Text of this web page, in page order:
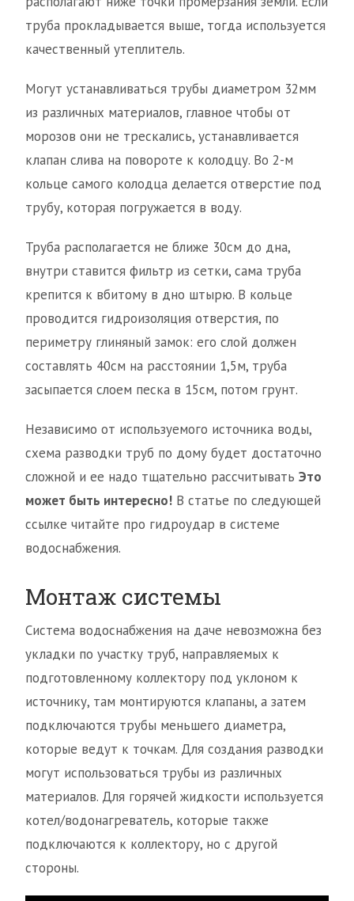
труба прокладывается выше, тогда используется
качественный утеплитель.
Могут устанавливаться трубы диаметром 32мм
из различных материалов, главное чтобы от
морозов они не трескались, устанавливается
клапан слива на повороте к колодцу. Во 2-м
кольце самого колодца делается отверстие под
трубу, которая погружается в воду.
Труба располагается не ближе 30см до дна,
внутри ставится фильтр из сетки, сама труба
крепится к вбитому в дно штырю. В кольце
проводится гидроизоляция отверстия, по
периметру глиняный замок: его слой должен
составлять 40см на расстоянии 1,5м, труба
засыпается слоем песка в 15см, потом грунт.
Независимо от используемого источника воды,
схема разводки труб по дому будет достаточно
сложной и ее надо тщательно рассчитывать Это
может быть интересно! В статье по следующей
ссылке читайте про гидроудар в системе
водоснабжения.
Монтаж системы
Система водоснабжения на даче невозможна без
укладки по участку труб, направляемых к
подготовленному коллектору под уклоном к
источнику, там монтируются клапаны, а затем
подключаются трубы меньшего диаметра,
которые ведут к точкам. Для создания разводки
могут использоваться трубы из различных
материалов. Для горячей жидкости используется
котел/водонагреватель, которые также
подключаются к коллектору, но с другой
стороны.